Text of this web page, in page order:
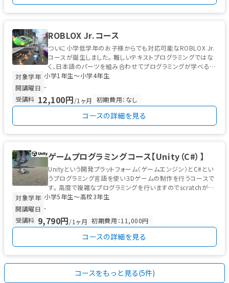
ROBLOX Jr.コース
ついに小学低学年のお子様からでも対応可能なROBLOX Jr.
コースが誕生しました。 難しいテキストプログラミングではな
く、日本語のパーツを組み合わせてプログラミングが学べるビ
ジュアルプログラ...
対象学年 小学1年生〜小学4年生
開講曜日 -
受講料 12,100円/1ヶ月 初期費用：なし
コースの詳細を見る
ゲームプログラミングコース【Unity（C#）】
Unityという開発プラットフォーム（ゲームエンジン）とC#とい
うプログラミング言語を使い３Dゲームの制作を行うコースで
す。 高度で複雑なプログラミングを行いますのでscratchが終
了してい...
対象学年 小学5年生〜高校3年生
開講曜日 -
受講料 9,790円/1ヶ月 初期費用：11,000円
コースの詳細を見る
コースをもっと見る(5件)